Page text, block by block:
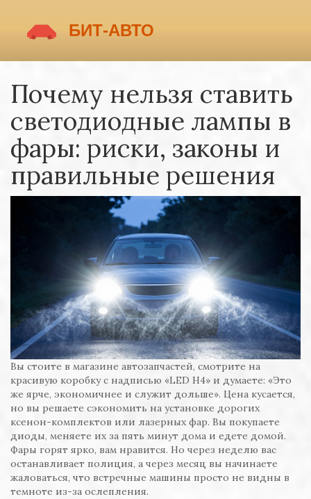
Почему нельзя ставить
светодиодные лампы в
фары: риски, законы и
правильные решения
Вы стоите в магазине автозапчастей, смотрите на
красивую коробку с надписью «LED H4» и думаете: «Это
же ярче, экономичнее и служит дольше». Цена кусается,
но вы решаете сэкономить на установке дорогих
ксенон-комплектов или лазерных фар. Вы покупаете
диоды, меняете их за пять минут дома и едете домой.
Фары горят ярко, вам нравится. Но через неделю вас
останавливает полиция, а через месяц вы начинаете
жаловаться, что встречные машины просто не видны в
темноте из-за ослепления.